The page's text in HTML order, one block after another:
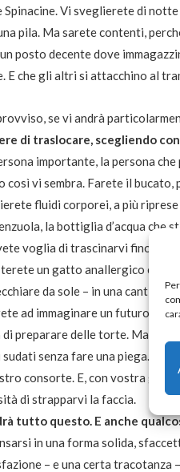
Spinacine. Vi sveglierete di
pila. Ma sarete contenti,
posto decente dove
E che gli altri si attacchino al
se vi andrà
di traslocare, scegliendo
importante, la persona
così vi sembra. Farete il
fluidi corporei, a più
la bottiglia d’acqua che
voglia di trascinarvi fino in
un gatto anallergico e
da sole – in una cantina
ad immaginare un futuro.
preparare delle torte.
senza fare una piega. Per
consorte. E, con vostra
di strapparvi la faccia.
tutto questo. E anche
in una forma solida,
– e una certa tracotanza